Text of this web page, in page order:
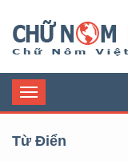
Toggle
navigation
Từ Điển